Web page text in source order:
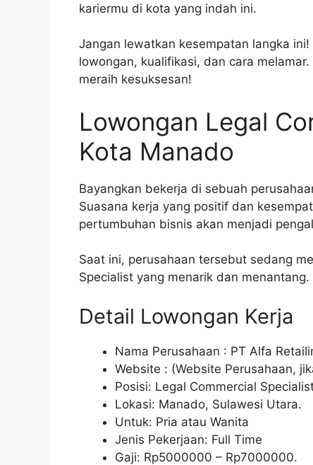
kariermu di kota yang indah ini.
Jangan lewatkan kesempatan langka
lowongan, kualifikasi, dan cara
meraih kesuksesan!
Lowongan Legal
Kota Manado
Bayangkan bekerja di sebuah
Suasana kerja yang positif dan
pertumbuhan bisnis akan menjadi
Saat ini, perusahaan tersebut sedang
Specialist yang menarik dan menantang.
Detail Lowongan Kerja
Nama Perusahaan : PT Alfa
Website : (Website Perusahaan,
Posisi: Legal Commercial
Lokasi: Manado, Sulawesi Utara.
Untuk: Pria atau Wanita
Jenis Pekerjaan: Full Time
Gaji: Rp5000000 – Rp7000000.